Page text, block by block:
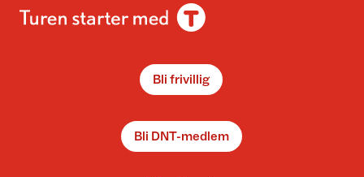
Bli frivillig
Bli DNT-medlem